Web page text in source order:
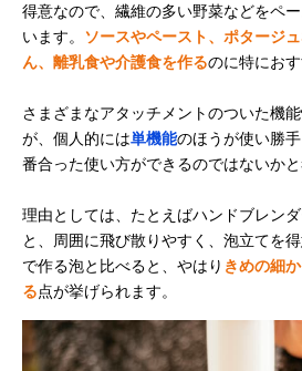
得意なので、繊維の多い野菜などをペ
います。
ソースやペースト、ポタージ
ん、離乳食や介護食を作るのに特におす
さまざまなアタッチメントのついた機
が、個人的には単機能のほうが使い勝
番合った使い方ができるのではないかと
理由としては、たとえばハンドブレン
と、周囲に飛び散りやすく、泡立てを
で作る泡と比べると、やはり きめの細
る点が挙げられます。